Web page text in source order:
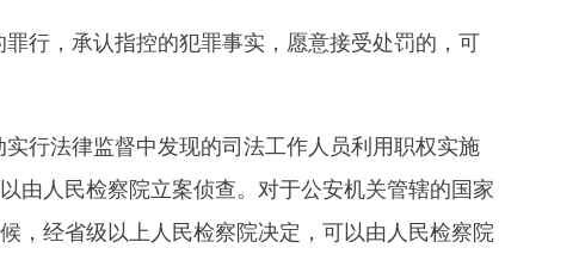
行，承认指控的犯罪事实，愿意接受处罚的，可
行法律监督中发现的司法工作人员利用职权实施
由人民检察院立案侦查。对于公安机关管辖的国家
，经省级以上人民检察院决定，可以由人民检察院